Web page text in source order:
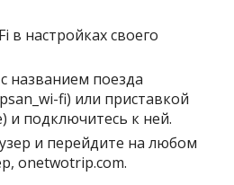
в настройках своего
названием поезда
fi) или приставкой
и подключитесь к ней.
и перейдите на любом
onetwotrip.com.